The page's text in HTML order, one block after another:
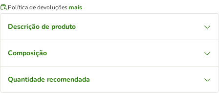
Política de devoluçõesmais
Descrição de produto
Composição
Quantidade recomendada